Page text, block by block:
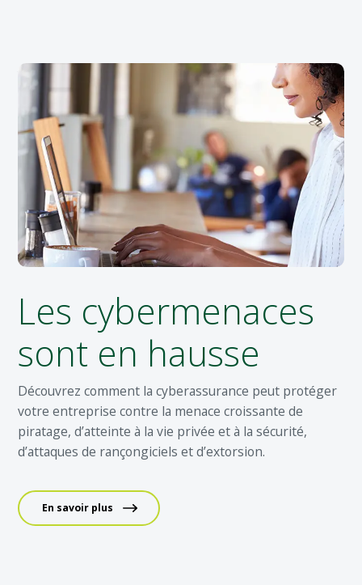
Les cybermenaces
sont en hausse
Découvrez comment la cyberassurance peut protéger
votre entreprise contre la menace croissante de
piratage, d’atteinte à la vie privée et à la sécurité,
d’attaques de rançongiciels et d’extorsion.
En savoir plus